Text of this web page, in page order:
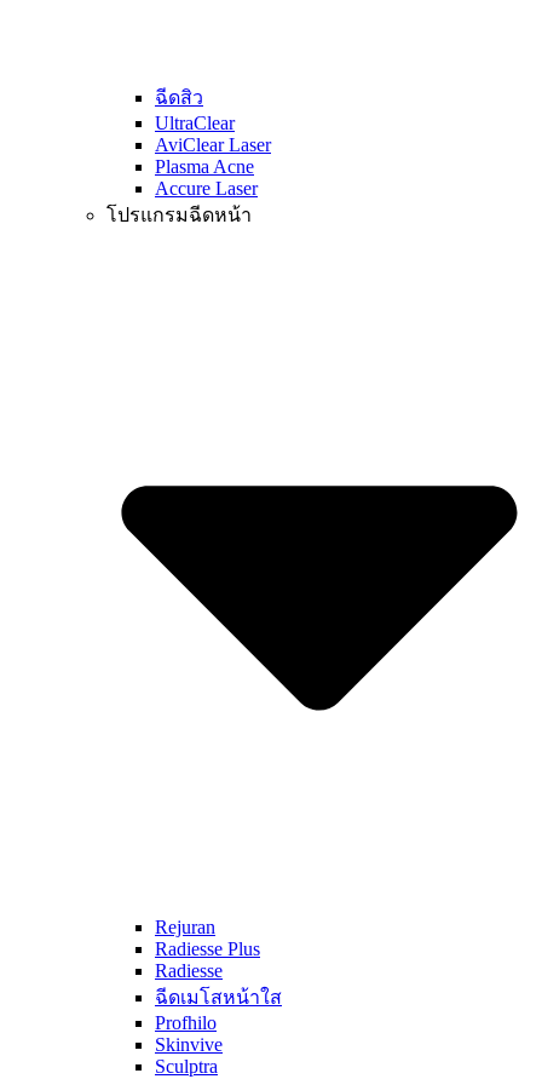
ฉีดสิว
UltraClear
AviClear Laser
Plasma Acne
Accure Laser
โปรแกรมฉีดหน้า
Rejuran
Radiesse Plus
Radiesse
ฉีดเมโสหน้าใส
Profhilo
Skinvive
Sculptra